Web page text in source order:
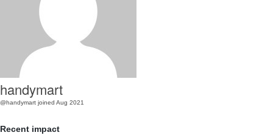
handymart
@handymart joined Aug 2021
Recent impact